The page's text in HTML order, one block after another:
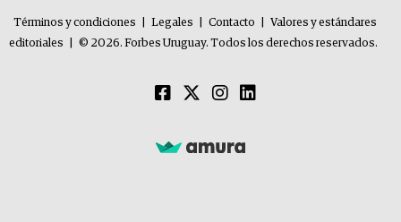
Términos y condiciones Legales Contacto
Valores y estándares
editoriales
© 2026. Forbes Uruguay. Todos los derechos reservados.